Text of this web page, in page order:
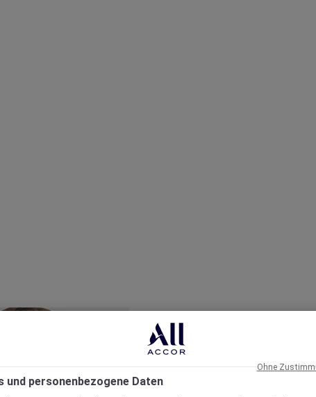
und personenbezogene Daten
Ohne